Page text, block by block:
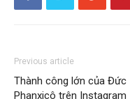
Previous article
Thành công lớn của Đức
Phanxicô trên Instagram